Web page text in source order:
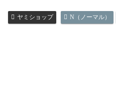
ヤミショップ N（ノーマル）